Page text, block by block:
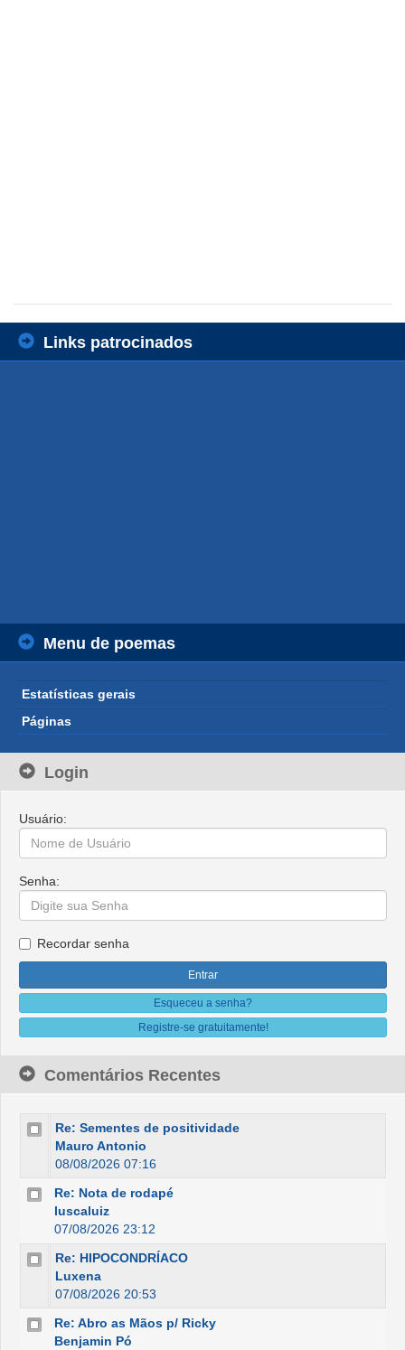
Links patrocinados
Menu de poemas
Estatísticas gerais
Páginas
Login
Usuário:
Senha:
Recordar senha
Esqueceu a senha?
Registre-se gratuitamente!
Comentários Recentes
Re: Sementes de positividade
Mauro Antonio
08/08/2026 07:16
Re: Nota de rodapé
luscaluiz
07/08/2026 23:12
Re: HIPOCONDRÍACO
Luxena
07/08/2026 20:53
Re: Abro as Mãos p/ Ricky
Benjamin Pó